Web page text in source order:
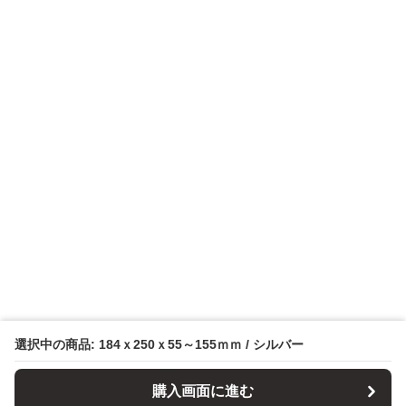
選択中の商品: 184ｘ250ｘ55～155ｍｍ / シルバー
購入画面に進む